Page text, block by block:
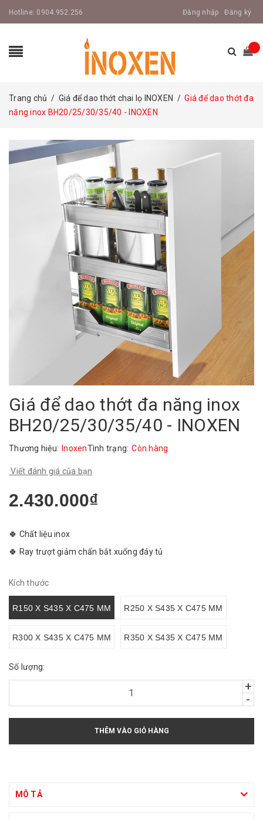
Hotline: 0904.952.256 Đăng nhập Đăng ký
Trang chủ / Giá để dao thớt chai lọ INOXEN / Giá để dao thớt đa
năng inox BH20/25/30/35/40 - INOXEN
Giá để dao thớt đa năng inox
BH20/25/30/35/40 - INOXEN
Thương hiệu: InoxenTình trạng: Còn hàng
Viết đánh giá của bạn
2.430.000₫
🍀 Chất liệu inox
🍀 Ray trượt giảm chấn bắt xuống đáy tủ
Kích thước
R150 X S435 X C475 MM R250 X S435 X C475 MM
R300 X S435 X C475 MM R350 X S435 X C475 MM
Số lượng:
+
-
THÊM VÀO GIỎ HÀNG
MÔ TẢ